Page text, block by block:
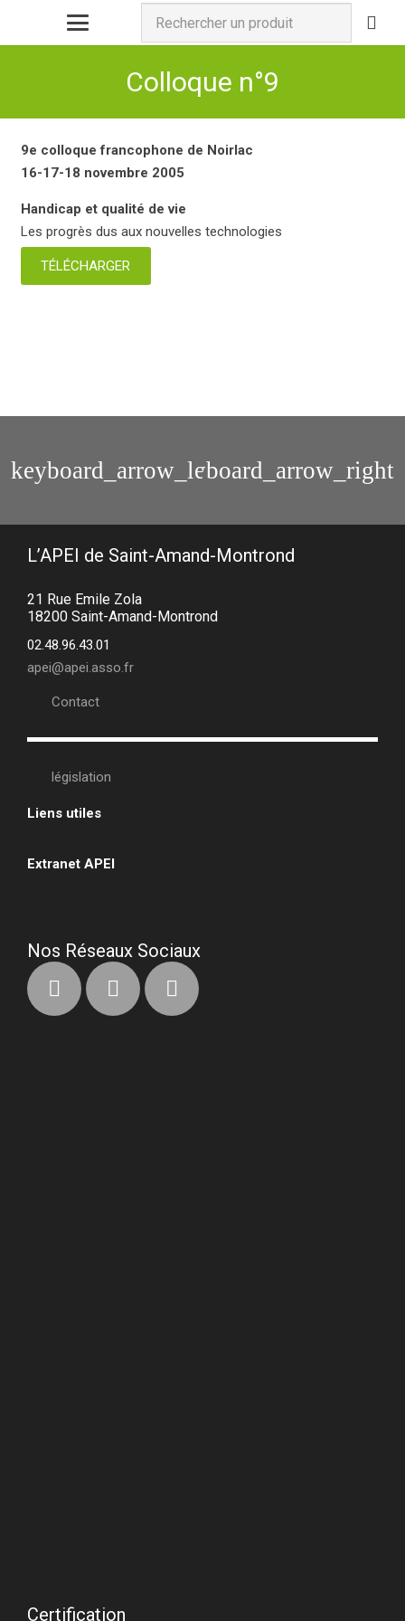
Colloque n°9
9e colloque francophone de Noirlac
16-17-18 novembre 2005
Handicap et qualité de vie
Les progrès dus aux nouvelles technologies
TÉLÉCHARGER
Colloque
n°10
Colloque
n°8
L’APEI de Saint-Amand-Montrond
21 Rue Emile Zola
18200 Saint-Amand-Montrond
02.48.96.43.01
apei@apei.asso.fr
Contact
législation
Liens utiles
Extranet APEI
Nos Réseaux Sociaux
Certification